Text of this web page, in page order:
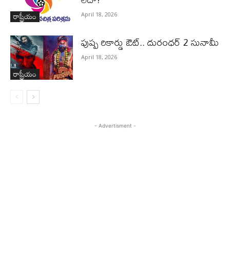
రాష్ట్రీయం April 18, 2026
రాష్ట్రీయం
పుష్ప రికార్డు ఔట్‌.. దురంధ‌ర్ 2 సునామీ
April 18, 2026
- Advertisment -